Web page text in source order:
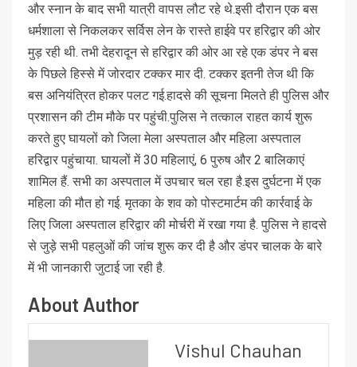
और स्नान के बाद सभी यात्री वापस लौट रहे थे.इसी दौरान एक बस
धर्मशाला से निकलकर सर्विस लेन के रास्ते हाईवे पर हरिद्वार की ओर
मुड़ रही थी. तभी देहरादून से हरिद्वार की ओर आ रहे एक डंपर ने बस
के पिछले हिस्से में जोरदार टक्कर मार दी. टक्कर इतनी तेज थी कि
बस अनियंत्रित होकर पलट गई.हादसे की सूचना मिलते ही पुलिस और
प्रशासन की टीम मौके पर पहुंची.पुलिस ने तत्काल राहत कार्य शुरू
करते हुए घायलों को जिला मेला अस्पताल और महिला अस्पताल
हरिद्वार पहुंचाया. घायलों में 30 महिलाएं, 6 पुरुष और 2 बालिकाएं
शामिल हैं. सभी का अस्पताल में उपचार चल रहा है.इस दुर्घटना में एक
महिला की मौत हो गई. मृतका के शव को पोस्टमार्टम की कार्रवाई के
लिए जिला अस्पताल हरिद्वार की मोर्चरी में रखा गया है. पुलिस ने हादसे
से जुड़े सभी पहलुओं की जांच शुरू कर दी है और डंपर चालक के बारे
में भी जानकारी जुटाई जा रही है.
About Author
Vishul Chauhan